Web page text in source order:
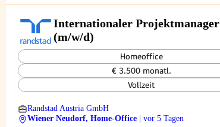
Internationaler Projektmanager
(m/w/d)
Homeoffice
€ 3.500 monatl.
Vollzeit
Randstad Austria GmbH
Wiener Neudorf, Home-Office
| vor 5 Tagen